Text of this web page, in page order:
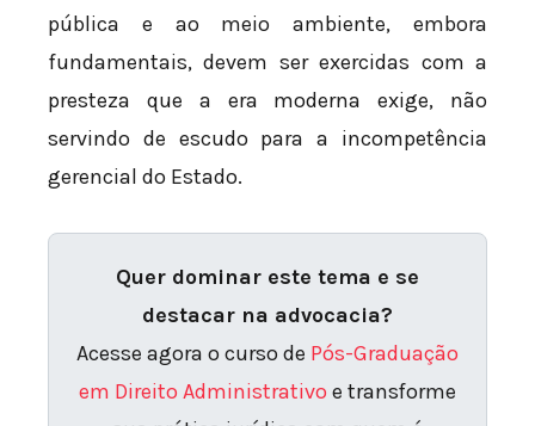
pública e ao meio ambiente, embora
fundamentais, devem ser exercidas com a
presteza que a era moderna exige, não
servindo de escudo para a incompetência
gerencial do Estado.
Quer dominar este tema e se
destacar na advocacia?
Acesse agora o curso de Pós-Graduação
em Direito Administrativo e transforme